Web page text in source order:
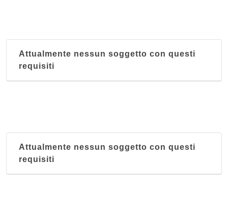
Attualmente nessun soggetto con questi
requisiti
Attualmente nessun soggetto con questi
requisiti